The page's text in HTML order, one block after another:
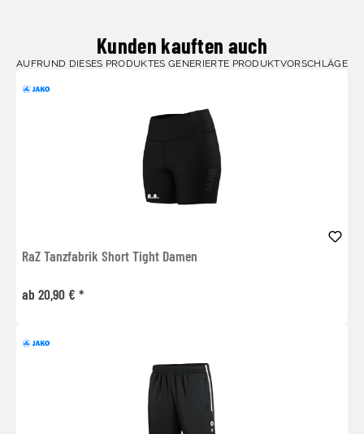
Kunden kauften auch
AUFRUND DIESES PRODUKTES GENERIERTE PRODUKTVORSCHLÄGE
RaZ Tanzfabrik Short Tight Damen
ab 20,90 € *